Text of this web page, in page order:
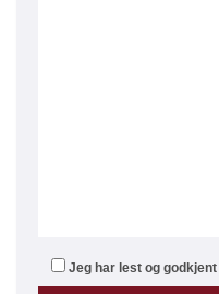
Jeg har lest og godkjent